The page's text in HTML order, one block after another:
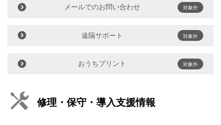
メールでのお問い合わせ 対象外
遠隔サポート 対象外
おうちプリント 対象外
修理・保守・導入支援情報